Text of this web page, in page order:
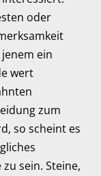
oder
ein
wert
zum
so scheint es
sein. Steine,